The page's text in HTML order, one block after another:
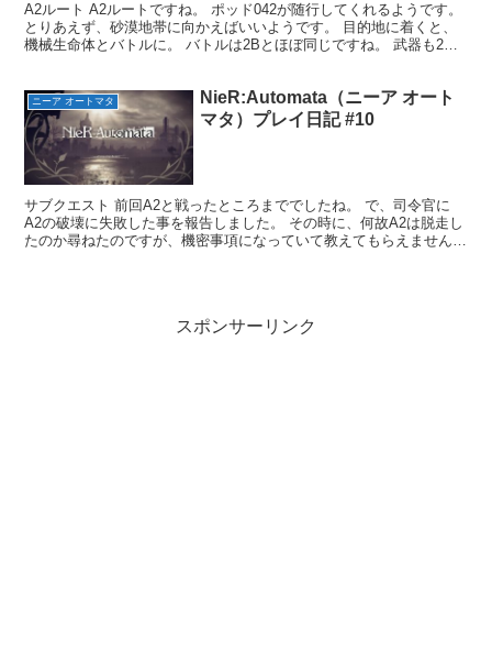
A2ルート A2ルートですね。 ポッド042が随行してくれるようです。
とりあえず、砂漠地帯に向かえばいいようです。 目的地に着くと、
機械生命体とバトルに。 バトルは2Bとほぼ同じですね。 武器も2B
ニーア オートマタ
NieR:Automata（ニーア オート
マタ）プレイ日記 #10
サブクエスト 前回A2と戦ったところまででしたね。 で、司令官に
A2の破壊に失敗した事を報告しました。 その時に、何故A2は脱走し
たのか尋ねたのですが、機密事項になっていて教えてもらえませんで
スポンサーリンク